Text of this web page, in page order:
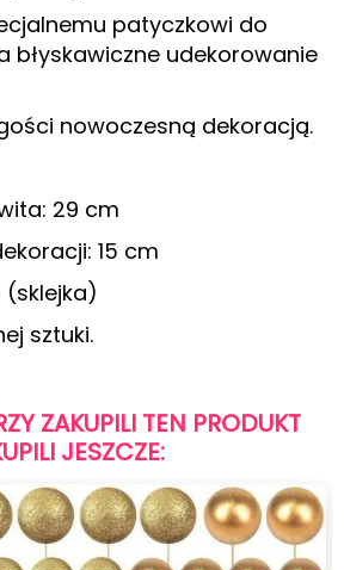
patyczkowi do
błyskawiczne udekorowanie
nowoczesną dekoracją.
29 cm
15 cm
(sklejka)
sztuki.
ZAKUPILI TEN PRODUKT
JESZCZE: